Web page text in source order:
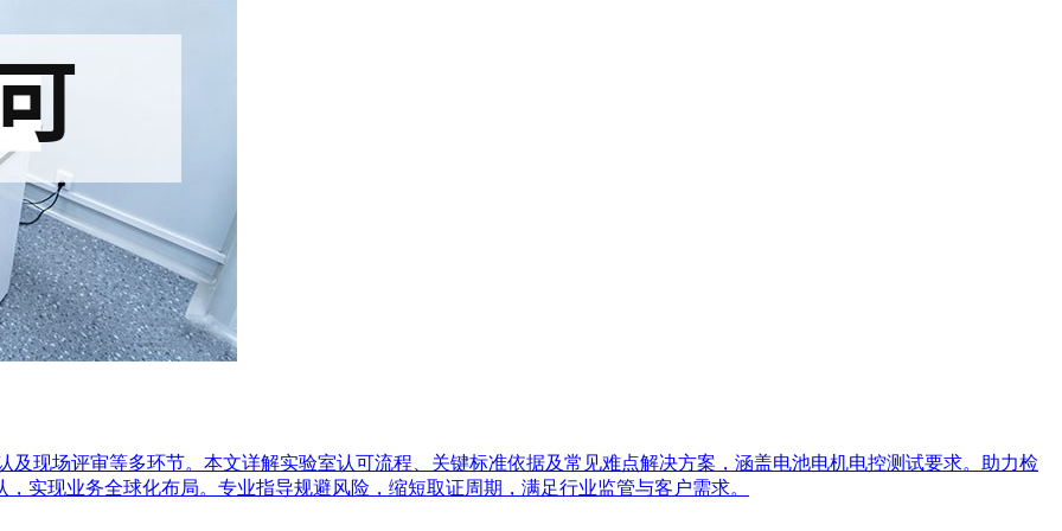
现场评审等多环节。本文详解实验室认可流程、关键标准依据及常见难点解决方案，涵盖电池电机电控测试要求。助力检
实现业务全球化布局。专业指导规避风险，缩短取证周期，满足行业监管与客户需求。